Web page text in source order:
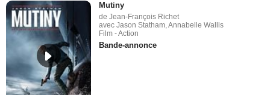
Mutiny
de Jean-François Richet
avec Jason Statham, Annabelle Wallis
Film - Action
Bande-annonce